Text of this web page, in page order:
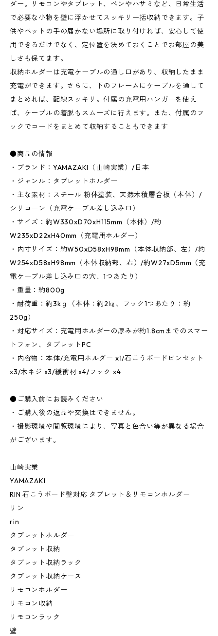
ダー。リモコンやタブレット、ペンやハサミなど、日常生活
で必要な小物を壁に浮かせてスッキリ一括収納できます。子
供やペットの手の届かない場所に取り付ければ、安心して使
用できるだけでなく、定位置を決めておくことでお部屋の美
しさも保てます。
収納ホルダーは充電ケーブルの通し口があり、収納したまま
充電ができます。さらに、下のフレームにケーブルを通して
まとめれば、配線スッキリ。付属の充電用ハンガーを使え
ば、ケーブルの着脱もスムーズに行えます。また、付属のフ
ックでコードをまとめて収納することもできます
●商品の情報
・ブランド：YAMAZAKI（山崎実業）/日本
・ジャンル：タブレットホルダー
・主な素材：スチール 粉体塗装、天然木積層合板（本体）/
シリコーン（充電ケーブル差し込み口）
・サイズ：約W330xD70xH115mm（本体）/約
W235xD22xH40mm（充電用ホルダー）
・内寸サイズ：約W50xD58xH98mm（本体収納部、左）/約
W254xD58xH98mm（本体収納部、右）/約W27xD5mm（充
電ケーブル差し込み口の穴、1つあたり）
・重量：約800g
・耐荷重：約3kｇ（本体：約2㎏、フック1つあたり：約
250g）
・対応サイズ：充電用ホルダーの厚みが約1.8cmまでのスマー
トフォン、タブレットPC
・内容物：本体/充電用ホルダー x1/石こうボードピンセット
x3/木ネジ x3/緩衝材 x4/フック x4
●ご購入前にお読みください
・ご購入後の返品や交換はできません。
・撮影環境や閲覧環境により、写真と色合い等が異なる場合
がございます。
山崎実業
YAMAZAKI
RIN 石こうボード壁対応 タブレット＆リモコンホルダー
リン
rin
タブレットホルダー
タブレット収納
タブレット収納ラック
タブレット収納ケース
リモコンホルダー
リモコン収納
リモコンラック
壁